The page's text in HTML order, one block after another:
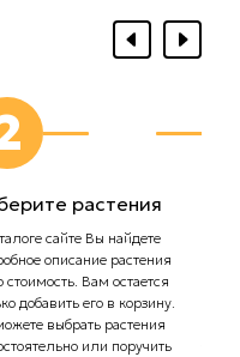
растения
сайте Вы найдете
описание растения
стоимость. Вам остается
добавить его в корзину.
выбрать растения
или поручить